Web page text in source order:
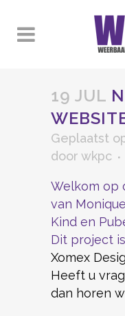
19 JUL
Geplaatst
door wkpc
Welkom op
van
Kind en
Dit project
Xomex
Heeft u
dan horen